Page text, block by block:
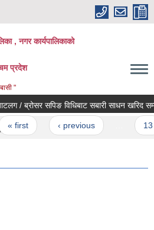
, नगर कार्यपालिकाको
प्रदेश
"
/ ब्रोसर सपिङ विधिबाट सबारी साधन खरिद
first ‹ previous
सुरक्षा